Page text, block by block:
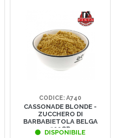
CODICE: A740
CASSONADE BLONDE -
ZUCCHERO DI
BARBABIETOLA BELGA
500GR
DISPONIBILE